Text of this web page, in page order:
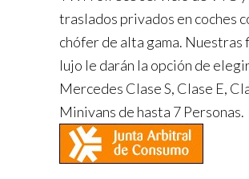
traslados privados en coches
chófer de alta gama. Nuestras
lujo le darán la opción de
Mercedes Clase S, Clase E,
Minivans de hasta 7 Personas.